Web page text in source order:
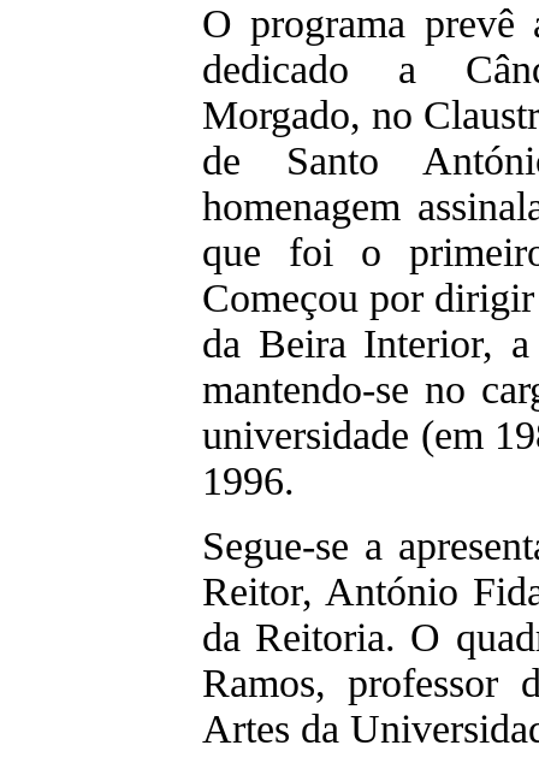
O programa prevê
dedicado a
Morgado, no
de Santo
homenagem
que foi o
Começou por
da Beira Interior,
mantendo-se no
universidade (em
1996.
Segue-se a
Reitor, António
da Reitoria. O
Ramos, professor
Artes da